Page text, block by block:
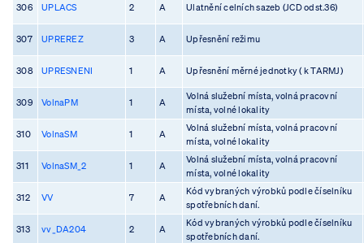
306 UPLACS 2 A Ulatnění celních sazeb (JCD odst.36)
307 UPREREZ 3 A Upřesnění režimu
308 UPRESNENI 1 A Upřesnění měrné jednotky ( k TARMJ)
309 VolnaPM 1 A
Volná služební místa, volná pracovní
místa, volné lokality
310 VolnaSM 1 A
Volná služební místa, volná pracovní
místa, volné lokality
311 VolnaSM_2 1 A
Volná služební místa, volná pracovní
místa, volné lokality
312 VV 7 A
Kód vybraných výrobků podle číselníku
spotřebních daní.
313 vv_DA204 2 A
Kód vybraných výrobků podle číselníku
spotřebních daní.